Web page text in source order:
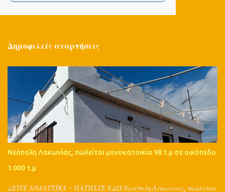
Δημοφιλείς αναρτήσεις
Νεάπολη Λακωνίας, πωλείται μονοκατοικία 98 τ.μ σε οικόπεδο
1.000 τ.μ
ΔΕΙΤΕ ΑΝΑΛΥΤΙΚΑ - ΠΑΤΗΣΤΕ ΕΔΩ Νεάπολη Λακωνίας, πωλείται